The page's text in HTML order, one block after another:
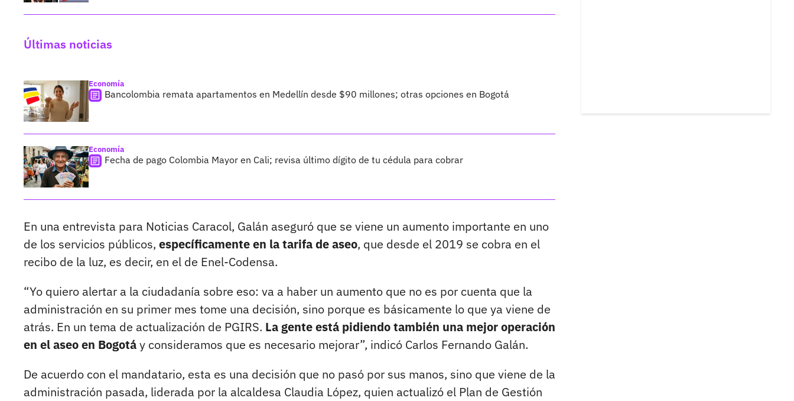
Últimas noticias
Economía
Bancolombia remata apartamentos en Medellín desde $90 millones; otras opciones en Bogotá
Economía
Fecha de pago Colombia Mayor en Cali; revisa último dígito de tu cédula para cobrar
En una entrevista para Noticias Caracol, Galán aseguró que se viene un aumento importante en uno
de los servicios públicos, específicamente en la tarifa de aseo, que desde el 2019 se cobra en el
recibo de la luz, es decir, en el de Enel-Codensa.
“Yo quiero alertar a la ciudadanía sobre eso: va a haber un aumento que no es por cuenta que la
administración en su primer mes tome una decisión, sino porque es básicamente lo que ya viene de
atrás. En un tema de actualización de PGIRS. La gente está pidiendo también una mejor operación
en el aseo en Bogotáy consideramos que es necesario mejorar”, indicó Carlos Fernando Galán.
De acuerdo con el mandatario, esta es una decisión que no pasó por sus manos, sino que viene de la
administración pasada, liderada por la alcaldesa Claudia López, quien actualizó el Plan de Gestión